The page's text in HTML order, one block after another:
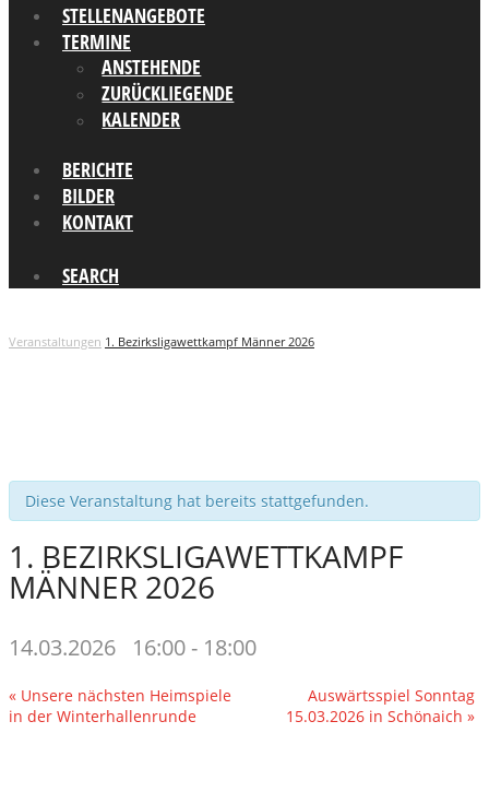
STELLENANGEBOTE
TERMINE
ANSTEHENDE
ZURÜCKLIEGENDE
KALENDER
BERICHTE
BILDER
KONTAKT
SEARCH
Veranstaltungen 1. Bezirksligawettkampf Männer 2026
Diese Veranstaltung hat bereits stattgefunden.
1. BEZIRKSLIGAWETTKAMPF
MÄNNER 2026
14.03.2026 16:00 - 18:00
VERANSTALTUNG
NAVIGATION
« Unsere nächsten Heimspiele
in der Winterhallenrunde
Auswärtsspiel Sonntag
15.03.2026 in Schönaich »